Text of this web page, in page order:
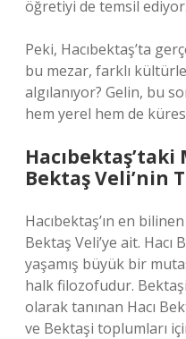
öğretiyi de temsil ediyor.
Peki, Hacıbektaş’ta
bu mezar, farklı
algılanıyor? Gelin, bu
hem yerel hem de
Hacıbektaş’taki
Bektaş Veli’nin
Hacıbektaş’ın en
Bektaş Veli’ye ait. Hacı
yaşamış büyük bir
halk filozofudur.
olarak tanınan Hacı
ve Bektaşi toplumları